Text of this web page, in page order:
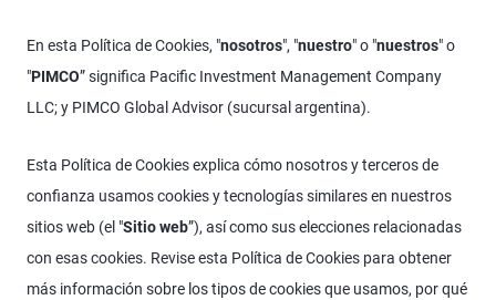
En esta Política de Cookies, "nosotros", "nuestro" o "nuestros" o
"PIMCO” significa Pacific Investment Management Company
LLC; y PIMCO Global Advisor (sucursal argentina).
Esta Política de Cookies explica cómo nosotros y terceros de
confianza usamos cookies y tecnologías similares en nuestros
sitios web (el "Sitio web”), así como sus elecciones relacionadas
con esas cookies. Revise esta Política de Cookies para obtener
más información sobre los tipos de cookies que usamos, por qué